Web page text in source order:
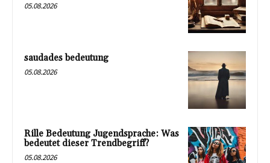
05.08.2026
saudades bedeutung
05.08.2026
Rille Bedeutung Jugendsprache: Was
bedeutet dieser Trendbegriff?
05.08.2026